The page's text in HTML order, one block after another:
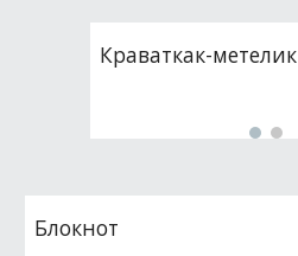
Краваткак-метелик
Блокнот